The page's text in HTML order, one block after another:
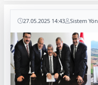
27.05.2025 14:43 Sistem